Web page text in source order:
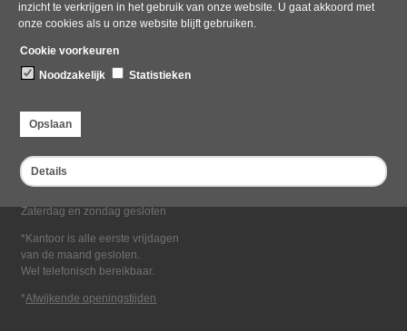
inzicht te verkrijgen in het gebruik van onze website. U gaat akkoord met
onze cookies als u onze website blijft gebruiken.
Cookie voorkeuren
Noodzakelijk
Statistieken
Opslaan
Details
Bezoekadres
Dampten 2, 1624 NR Hoorn
Postbus 2095, 1620 EB Hoorn
Openingstijden kantoor
Maandag tot en met vrijdag*
van 08:00 tot 16:30
Zaterdag en zondag gesloten
*Kantoor is alle eerste vrijdagen
van de maand gesloten.
Wel telefonisch bereikbaar.
*Afwijkende openingstijden